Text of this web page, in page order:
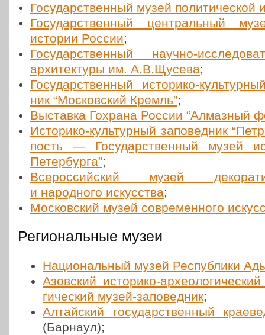
Госу­дар­ствен­ный музей поли­ти­че­ской
Госу­дар­ствен­ный цен­траль­ный
истории России;
Госу­дар­ствен­ный научно-
архи­тек­ту­ры им. А.В.Щусева;
Госу­дар­ствен­ный исто­ри­ко-
ник “Мос­ков­ский Кремль”;
Выстав­ка Гохрана России “Алмаз­ный
Исто­ри­ко-куль­тур­ный запо­вед­ник
пость — Госу­дар­ствен­ный музей
Петер­бур­га”;
Все­рос­сий­ский музей
и народ­но­го искус­ства;
Мос­ков­ский музей совре­мен­но­го
Региональные музеи
Наци­о­наль­ный музей Рес­пуб­ли­ки
Азов­ский исто­ри­ко-
ги­че­ский музей-запо­вед­ник;
Алтай­ский госу­дар­ствен­ный
(Барнаул);